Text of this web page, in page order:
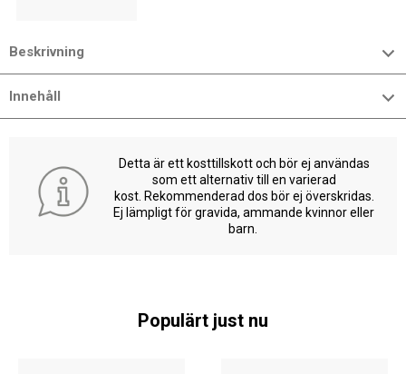
Beskrivning
Innehåll
Detta är ett kosttillskott och bör ej användas
som ett alternativ till en varierad
kost. Rekommenderad dos bör ej överskridas.
Ej lämpligt för gravida, ammande kvinnor eller
barn.
Populärt just nu